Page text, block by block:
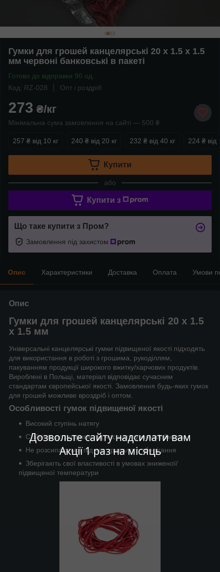
Дозвольте сайту надсилати вам
Акції 1 раз на місяць
Гумки для грошей канцелярські 20 х 1.5 х 1.5
мм червоні банковські в пакеті
Готово до відправки 90 од.
Код: RZ-028
Опт і роздріб
273 ₴/кг
Мінімальна сума замовлення на сайті — 500 ₴
257 ₴ від 10 кг 240 ₴ від 20 кг 232 ₴ від 40 кг 224 ₴ від
Купити
або
Купити з
Що таке купити з Пром?
Замовлення під захистом
Опис Характеристики Доставка Оплата Умови
Опис
Гумки для грошей канцелярські 20 х 1.5
х 1.5 мм
Універсальні канцелярські гумки підвищеної якості підходять
для використання в роботі з грошима, рукоділлям,
пакуванням продукції широкого вжитку/харчових продуктів.
Вироблені в Польщі, матеріал відповідає сучасним
стандартам європейської якості. Замовлення будь-яких гумок
для грошей можливе вроздріб і оптом.
Особливості гумок підвищеної якості
Високий ступінь натягу
Стійкість до розривів під час натягування/обмотки
Не розсипаються під час тривалого зберігання
Зберігають свої властивості в умовах зниженої/
підвищеної температури